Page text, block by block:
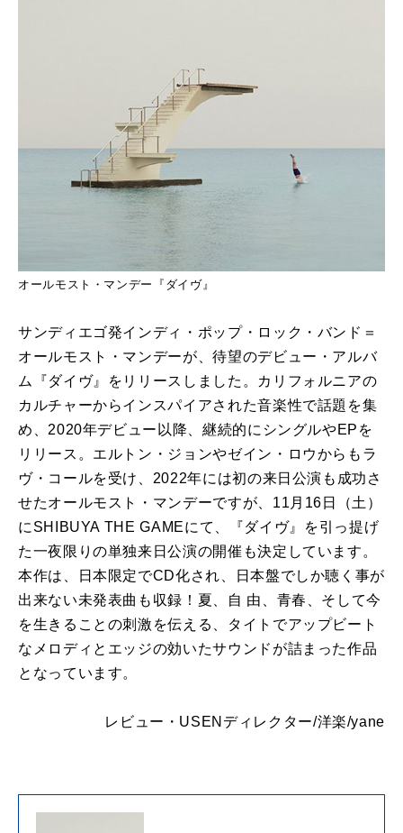
オールモスト・マンデー『ダイヴ』
サンディエゴ発インディ・ポップ・ロック・バンド＝
オールモスト・マンデーが、待望のデビュー・アルバ
ム『ダイヴ』をリリースしました。カリフォルニアの
カルチャーからインスパイアされた音楽性で話題を集
め、2020年デビュー以降、継続的にシングルやEPを
リリース。エルトン・ジョンやゼイン・ロウからもラ
ヴ・コールを受け、2022年には初の来日公演も成功さ
せたオールモスト・マンデーですが、11月16日（土）
にSHIBUYA THE GAMEにて、『ダイヴ』を引っ提げ
た一夜限りの単独来日公演の開催も決定しています。
本作は、日本限定でCD化され、日本盤でしか聴く事が
出来ない未発表曲も収録！夏、自 由、青春、そして今
を生きることの刺激を伝える、タイトでアップビート
なメロディとエッジの効いたサウンドが詰まった作品
となっています。
レビュー・USENディレクター/洋楽/yane